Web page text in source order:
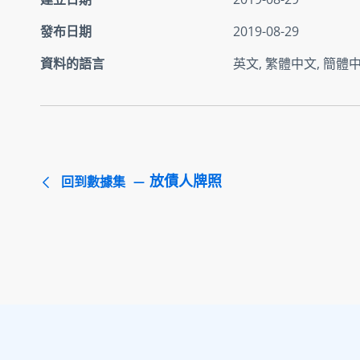
發布日期
2019-08-29
資料的語言
英文, 繁體中文, 簡體
回到數據集 放債人牌照